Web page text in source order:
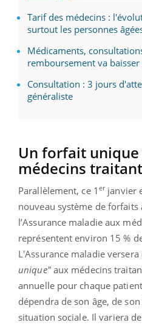
Tarif des médecins :
surtout les personnes
Médicaments,
remboursement va
Consultation : 3 jours
généraliste
Un forfait
médecins
Parallèlement, ce 1 erjanvier
nouveau système de forfaits
l’Assurance maladie aux
représentent environ 15 %
L'Assurance maladie
unique"aux médecins
annuelle pour chaque
dépendra de son âge, de
situation sociale. Il variera